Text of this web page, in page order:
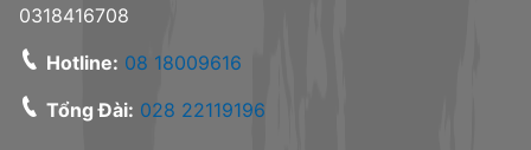
0318416708
Hotline: 08 18009616
Tổng Đài: 028 22119196